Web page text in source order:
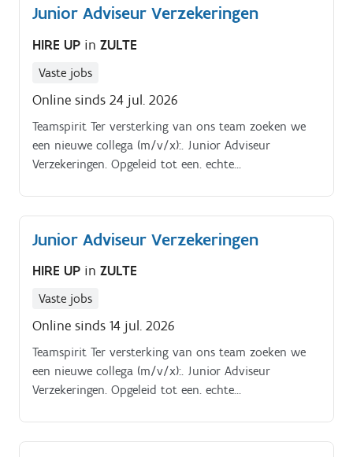
verzekeringsdossiers.
Junior Adviseur Verzekeringen
HIRE UP in ZULTE
Vaste jobs
Online sinds 24 jul. 2026
Teamspirit Ter versterking van ons team zoeken we
een nieuwe collega (m/v/x):. Junior Adviseur
Verzekeringen. Opgeleid tot een. echte
met ruimte voor.
Junior Adviseur Verzekeringen
HIRE UP in ZULTE
Vaste jobs
Online sinds 14 jul. 2026
Teamspirit Ter versterking van ons team zoeken we
een nieuwe collega (m/v/x):. Junior Adviseur
Verzekeringen. Opgeleid tot een. echte